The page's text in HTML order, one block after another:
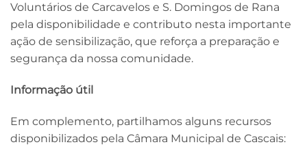
Voluntários de Carcavelos e S. Domingos de Rana
pela disponibilidade e contributo nesta importante
ação de sensibilização, que reforça a preparação e
segurança da nossa comunidade.
Informação útil
Em complemento, partilhamos alguns recursos
disponibilizados pela Câmara Municipal de Cascais: